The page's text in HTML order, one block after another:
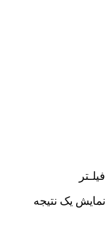
فیلـتر
نمایش یک نتیجه